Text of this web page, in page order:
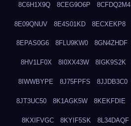
8C6H1X9Q 8CEG9O6P 8CFDQ2M4
8E09QNUV 8E4S01KD 8ECXEKP8
8EPAS0G6 8FLU9KW0 8GN4ZHDF
8HV1LF0X 8I0XX43W 8IGK9S2K
8IWWBYPE 8J75FPFS 8JJDB3C0
8JT3UC50 8K1AGK5W 8KEKFDIE
8KXIFVGC 8KYIF5SK 8L34DAQF